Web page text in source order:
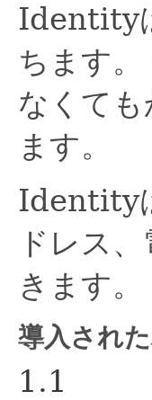
Identity
ちます。
なくて
ます。
Identity
ドレス
きます。
導入され
1.1